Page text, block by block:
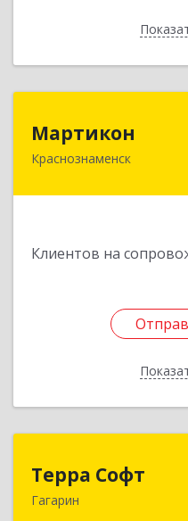
Мартикон
Краснознаменск
Клиентов на
143090,
Терра Софт
Гагарин
215010, Смоленская